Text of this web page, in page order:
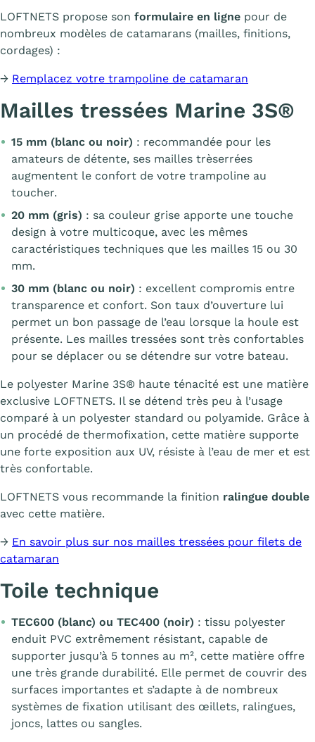
LOFTNETS propose son formulaire en ligne pour de
nombreux modèles de catamarans (mailles, finitions,
cordages) :
→ Remplacez votre trampoline de catamaran
Mailles tressées Marine 3S®
15 mm (blanc ou noir) : recommandée pour les
amateurs de détente, ses mailles trèserrées
augmentent le confort de votre trampoline au
toucher.
20 mm (gris) : sa couleur grise apporte une touche
design à votre multicoque, avec les mêmes
caractéristiques techniques que les mailles 15 ou 30
mm.
30 mm (blanc ou noir) : excellent compromis entre
transparence et confort. Son taux d’ouverture lui
permet un bon passage de l’eau lorsque la houle est
présente. Les mailles tressées sont très confortables
pour se déplacer ou se détendre sur votre bateau.
Le polyester Marine 3S® haute ténacité est une matière
exclusive LOFTNETS. Il se détend très peu à l’usage
comparé à un polyester standard ou polyamide. Grâce à
un procédé de thermofixation, cette matière supporte
une forte exposition aux UV, résiste à l’eau de mer et est
très confortable.
LOFTNETS vous recommande la finition ralingue double
avec cette matière.
→ En savoir plus sur nos mailles tressées pour filets de
catamaran
Toile technique
TEC600 (blanc) ou TEC400 (noir) : tissu polyester
enduit PVC extrêmement résistant, capable de
supporter jusqu’à 5 tonnes au m², cette matière offre
une très grande durabilité. Elle permet de couvrir des
surfaces importantes et s’adapte à de nombreux
systèmes de fixation utilisant des œillets, ralingues,
joncs, lattes ou sangles.